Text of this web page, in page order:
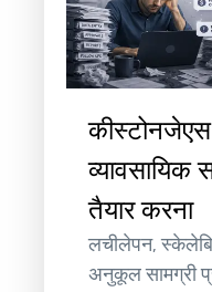
कीस्टोनजेएस
तैयार करना
लचीलेपन,
अनुकूल सामग्री